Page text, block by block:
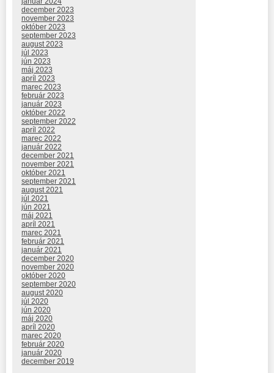
december 2023
november 2023
október 2023
september 2023
august 2023
júl 2023
jún 2023
máj 2023
apríl 2023
marec 2023
február 2023
január 2023
október 2022
september 2022
apríl 2022
marec 2022
január 2022
december 2021
november 2021
október 2021
september 2021
august 2021
júl 2021
jún 2021
máj 2021
apríl 2021
marec 2021
február 2021
január 2021
december 2020
november 2020
október 2020
september 2020
august 2020
júl 2020
jún 2020
máj 2020
apríl 2020
marec 2020
február 2020
január 2020
december 2019